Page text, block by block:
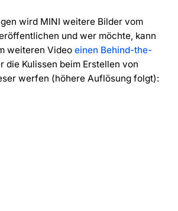
wird MINI weitere Bilder vom
und wer möchte, kann
weiteren Video einen Behind-the-
die Kulissen beim Erstellen von
werfen (höhere Auflösung folgt):